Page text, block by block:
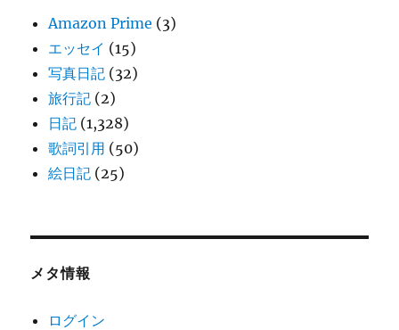
Amazon Prime (3)
エッセイ (15)
写真日記 (32)
旅行記 (2)
日記 (1,328)
歌詞引用 (50)
絵日記 (25)
メタ情報
ログイン